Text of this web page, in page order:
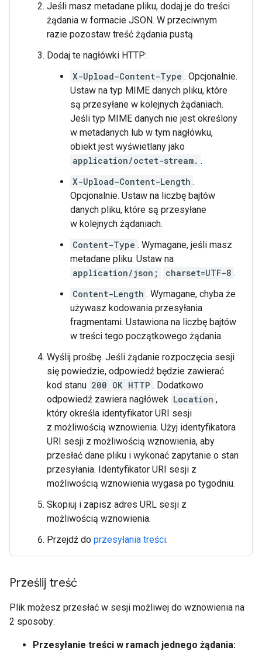
Jeśli masz metadane pliku, dodaj je do treści
żądania w formacie JSON. W przeciwnym
razie pozostaw treść żądania pustą.
Dodaj te nagłówki HTTP:
X-Upload-Content-Type . Opcjonalnie.
Ustaw na typ MIME danych pliku, które
są przesyłane w kolejnych żądaniach.
Jeśli typ MIME danych nie jest określony
w metadanych lub w tym nagłówku,
obiekt jest wyświetlany jako
application/octet-stream. .
X-Upload-Content-Length .
Opcjonalnie. Ustaw na liczbę bajtów
danych pliku, które są przesyłane
w kolejnych żądaniach.
Content-Type . Wymagane, jeśli masz
metadane pliku. Ustaw na
application/json;
charset=UTF-8 .
Content-Length . Wymagane, chyba że
używasz kodowania przesyłania
fragmentami. Ustawiona na liczbę bajtów
w treści tego początkowego żądania.
Wyślij prośbę. Jeśli żądanie rozpoczęcia sesji
się powiedzie, odpowiedź będzie zawierać
kod stanu 200 OK HTTP . Dodatkowo
odpowiedź zawiera nagłówek Location ,
który określa identyfikator URI sesji
z możliwością wznowienia. Użyj identyfikatora
URI sesji z możliwością wznowienia, aby
przesłać dane pliku i wykonać zapytanie o stan
przesyłania. Identyfikator URI sesji z
możliwością wznowienia wygasa po tygodniu.
Skopiuj i zapisz adres URL sesji z
możliwością wznowienia.
Przejdź do przesyłania treści.
Prześlij treść
Plik możesz przesłać w sesji możliwej do wznowienia na
2 sposoby:
Przesyłanie treści w ramach jednego żądania: